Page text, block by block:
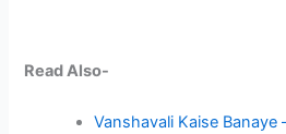
Read Also-
Vanshavali Kaise Banaye